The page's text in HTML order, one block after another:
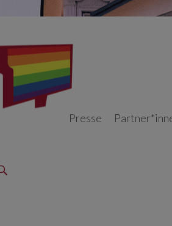
Presse